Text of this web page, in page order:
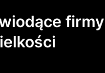
firmy